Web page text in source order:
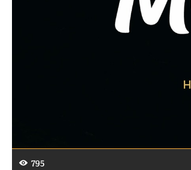
795